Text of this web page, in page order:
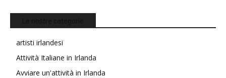
artisti irlandesi
Attività Italiane in Irlanda
Avviare un'attività in Irlanda